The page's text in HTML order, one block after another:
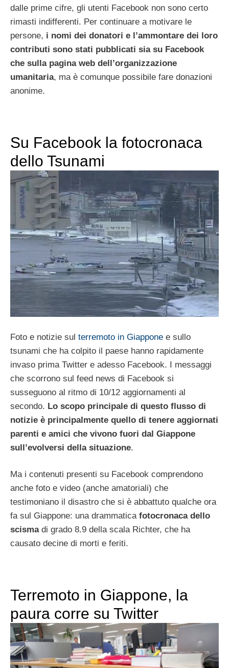
dalle prime cifre, gli utenti Facebook non sono certo
rimasti indifferenti. Per continuare a motivare le
persone, i nomi dei donatori e l’ammontare dei loro
contributi sono stati pubblicati sia su Facebook
che sulla pagina web dell’organizzazione
umanitaria, ma è comunque possibile fare donazioni
anonime.
Su Facebook la fotocronaca
dello Tsunami
Foto e notizie sul terremoto in Giappone e sullo
tsunami che ha colpito il paese hanno rapidamente
invaso prima Twitter e adesso Facebook. I messaggi
che scorrono sul feed news di Facebook si
susseguono al ritmo di 10/12 aggiornamenti al
secondo. Lo scopo principale di questo flusso di
notizie è principalmente quello di tenere aggiornati
parenti e amici che vivono fuori dal Giappone
sull’evolversi della situazione.
Ma i contenuti presenti su Facebook comprendono
anche foto e video (anche amatoriali) che
testimoniano il disastro che si è abbattuto qualche ora
fa sul Giappone: una drammatica fotocronaca dello
scismadi grado 8.9 della scala Richter, che ha
causato decine di morti e feriti.
Terremoto in Giappone, la
paura corre su Twitter